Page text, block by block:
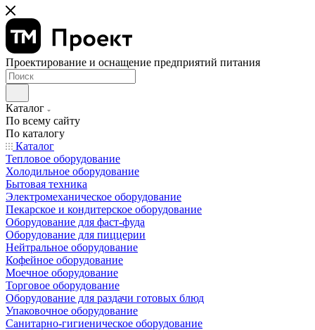
Проектирование и оснащение предприятий питания
Каталог
По всему сайту
По каталогу
Каталог
Тепловое оборудование
Холодильное оборудование
Бытовая техника
Электромеханическое оборудование
Пекарское и кондитерское оборудование
Оборудование для фаст-фуда
Оборудование для пиццерии
Нейтральное оборудование
Кофейное оборудование
Моечное оборудование
Торговое оборудование
Оборудование для раздачи готовых блюд
Упаковочное оборудование
Санитарно-гигиеническое оборудование